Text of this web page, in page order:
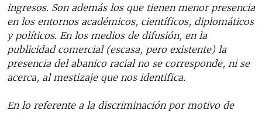
ingresos. Son además los que tienen menor presencia
en los entornos académicos, científicos, diplomáticos
y políticos. En los medios de difusión, en la
publicidad comercial (escasa, pero existente) la
presencia del abanico racial no se corresponde, ni se
acerca, al mestizaje que nos identifica.
En lo referente a la discriminación por motivo de